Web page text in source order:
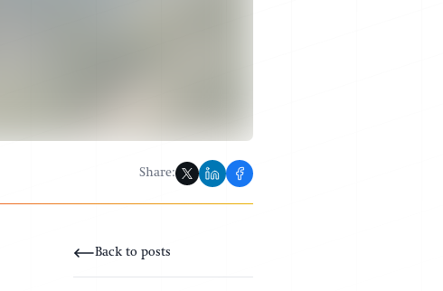
Share:
Back to posts